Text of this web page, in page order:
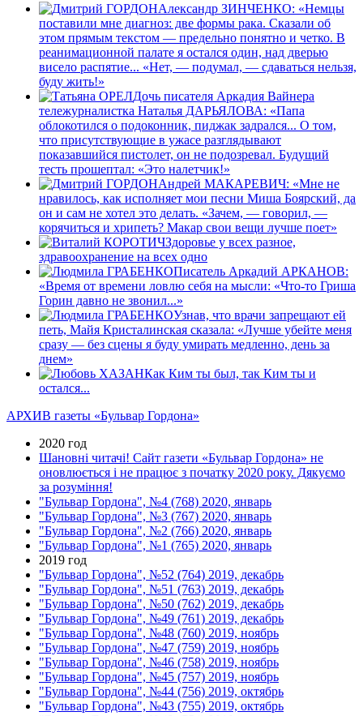
Александр ЗИНЧЕНКО: «Немцы
поставили мне диагноз: две формы рака. Сказали об
этом прямым текстом — предельно понятно и четко. В
реанимационной палате я остался один, над дверью
висело распятие... «Нет, — подумал, — сдаваться нельзя,
буду жить!»
Дочь писателя Аркадия Вайнера
тележурналистка Наталья ДАРЬЯЛОВА: «Папа
облокотился о подоконник, пиджак задрался... О том,
что присутствующие в ужасе разглядывают
показавшийся пистолет, он не подозревал. Будущий
тесть прошептал: «Это налетчик!»
Андрей МАКАРЕВИЧ: «Мне не
нравилось, как исполняет мои песни Миша Боярский, да
он и сам не хотел это делать. «Зачем, — говорил, —
корячиться и хрипеть? Макар свои вещи лучше поет»
Здоровье у всех разное,
здравоохранение на всех одно
Писатель Аркадий АРКАНОВ:
«Время от времени ловлю себя на мысли: «Что-то Гриша
Горин давно не звонил...»
Узнав, что врачи запрещают ей
петь, Майя Кристалинская сказала: «Лучше убейте меня
сразу — без сцены я буду умирать медленно, день за
днем»
Как Ким ты был, так Ким ты и
остался...
АРХИВ газеты «Бульвар Гордона»
2020 год
Шановні читачі! Сайт газети «Бульвар Гордона» не
оновлюється і не працює з початку 2020 року. Дякуємо
за розуміння!
"Бульвар Гордона", №4 (768) 2020, январь
"Бульвар Гордона", №3 (767) 2020, январь
"Бульвар Гордона", №2 (766) 2020, январь
"Бульвар Гордона", №1 (765) 2020, январь
2019 год
"Бульвар Гордона", №52 (764) 2019, декабрь
"Бульвар Гордона", №51 (763) 2019, декабрь
"Бульвар Гордона", №50 (762) 2019, декабрь
"Бульвар Гордона", №49 (761) 2019, декабрь
"Бульвар Гордона", №48 (760) 2019, ноябрь
"Бульвар Гордона", №47 (759) 2019, ноябрь
"Бульвар Гордона", №46 (758) 2019, ноябрь
"Бульвар Гордона", №45 (757) 2019, ноябрь
"Бульвар Гордона", №44 (756) 2019, октябрь
"Бульвар Гордона", №43 (755) 2019, октябрь